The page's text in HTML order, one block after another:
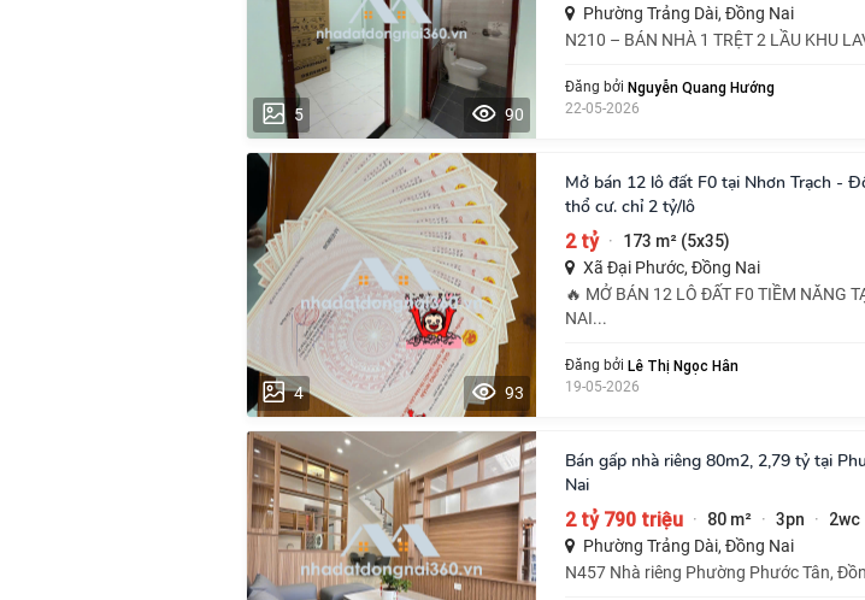
5 90
Phường Trảng Dài, Đồng Nai
N210 – BÁN NHÀ 1 TRỆT 2 LẦU KHU
Đăng bởi Nguyễn Quang Hướng
22-05-2026
4 93
Mở bán 12 lô đất F0 tại Nhơn Trạch - Đồng Nai - 173m2 - full
thổ cư. chỉ 2 tỷ/lô
2 tỷ · 173 m² (5x35)
Xã Đại Phước, Đồng Nai
🔥 MỞ BÁN 12 LÔ ĐẤT F0 TIỀM NĂNG
NAI...
Đăng bởi Lê Thị Ngọc Hân
19-05-2026
Bán gấp nhà riêng 80m2, 2,79 tỷ tại Phước Tân, Biên Hòa, Đồng
Nai
2 tỷ 790 triệu · 80 m² · 3pn · 2wc
Phường Trảng Dài, Đồng Nai
N457 Nhà riêng Phường Phước Tân,